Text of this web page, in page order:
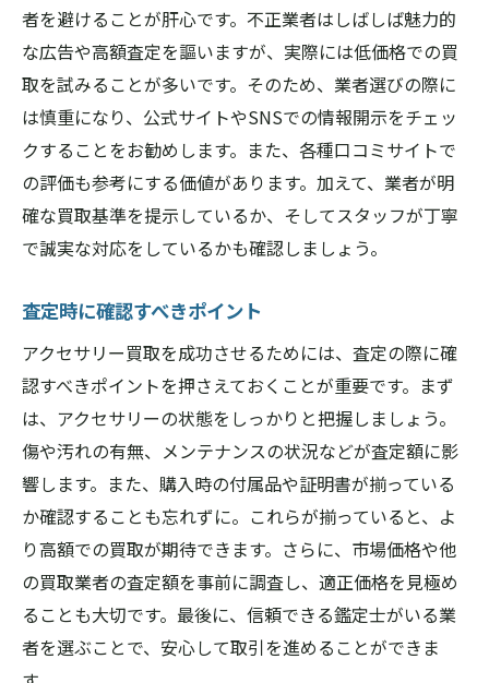
者を避けることが肝心です。不正業者はしばしば魅力的
な広告や高額査定を謳いますが、実際には低価格での買
取を試みることが多いです。そのため、業者選びの際に
は慎重になり、公式サイトやSNSでの情報開示をチェッ
クすることをお勧めします。また、各種口コミサイトで
の評価も参考にする価値があります。加えて、業者が明
確な買取基準を提示しているか、そしてスタッフが丁寧
で誠実な対応をしているかも確認しましょう。
査定時に確認すべきポイント
アクセサリー買取を成功させるためには、査定の際に確
認すべきポイントを押さえておくことが重要です。まず
は、アクセサリーの状態をしっかりと把握しましょう。
傷や汚れの有無、メンテナンスの状況などが査定額に影
響します。また、購入時の付属品や証明書が揃っている
か確認することも忘れずに。これらが揃っていると、よ
り高額での買取が期待できます。さらに、市場価格や他
の買取業者の査定額を事前に調査し、適正価格を見極め
ることも大切です。最後に、信頼できる鑑定士がいる業
者を選ぶことで、安心して取引を進めることができま